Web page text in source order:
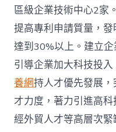
區級企業技術中心2家
提高專利申請質量，
達到30%以上。建立
引導企業加大科技投
養網持人才優先發展，
才力度，著力引進高
經外貿人才等高層次